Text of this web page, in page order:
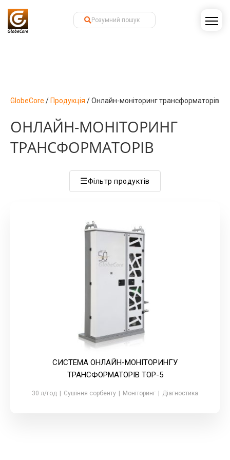
GlobeCore / Продукція /Онлайн-моніторинг трансформаторів
ОНЛАЙН-МОНІТОРИНГ
ТРАНСФОРМАТОРІВ
☰Фільтр продуктів
СИСТЕМА ОНЛАЙН-МОНІТОРИНГУ
ТРАНСФОРМАТОРІВ ТОР-5
30 л/год Сушіння сорбенту Моніторинг Діагностика